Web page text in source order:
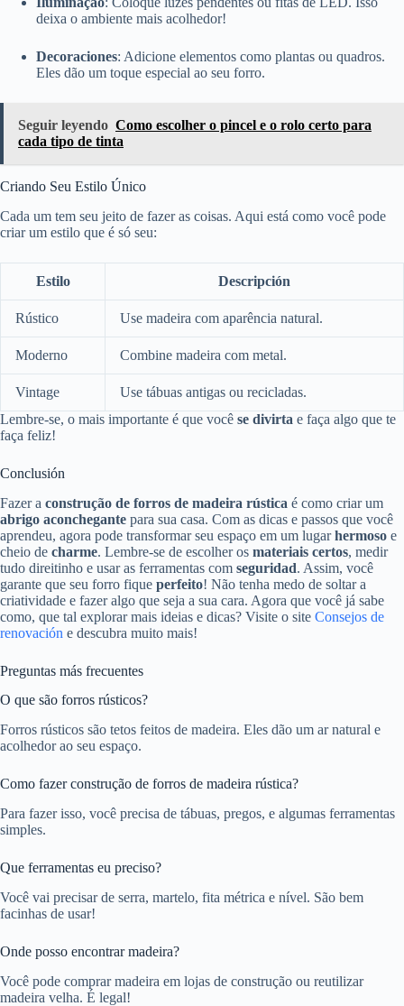
deixa o ambiente mais acolhedor!
Decoraciones: Adicione elementos como plantas ou quadros.
Eles dão um toque especial ao seu forro.
Seguir leyendo Como escolher o pincel e o rolo certo para
cada tipo de tinta
Criando Seu Estilo Único
Cada um tem seu jeito de fazer as coisas. Aqui está como você pode
criar um estilo que é só seu:
Estilo Descripción
Rústico Use madeira com aparência natural.
Moderno Combine madeira com metal.
Vintage
Use tábuas antigas ou recicladas.
Lembre-se, o mais importante é que você se divirta e faça algo que te
faça feliz!
Conclusión
Fazer a construção de forros de madeira rústica é como criar um
abrigo aconchegante para sua casa. Com as dicas e passos que você
aprendeu, agora pode transformar seu espaço em um lugarhermoso e
cheio de charme. Lembre-se de escolher os materiais certos, medir
tudo direitinho e usar as ferramentas com seguridad. Assim, você
garante que seu forro fique perfeito! Não tenha medo de soltar a
criatividade e fazer algo que seja a sua cara. Agora que você já sabe
como, que tal explorar mais ideias e dicas? Visite o site Consejos de
renovación e descubra muito mais!
Preguntas más frecuentes
O que são forros rústicos?
Forros rústicos são tetos feitos de madeira. Eles dão um ar natural e
acolhedor ao seu espaço.
Como fazer construção de forros de madeira rústica?
Para fazer isso, você precisa de tábuas, pregos, e algumas ferramentas
simples.
Que ferramentas eu preciso?
Você vai precisar de serra, martelo, fita métrica e nível. São bem
facinhas de usar!
Onde posso encontrar madeira?
Você pode comprar madeira em lojas de construção ou reutilizar
madeira velha. É legal!